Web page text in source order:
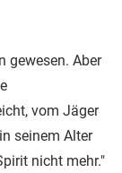
gewesen. Aber
vom Jäger
seinem Alter
nicht mehr."